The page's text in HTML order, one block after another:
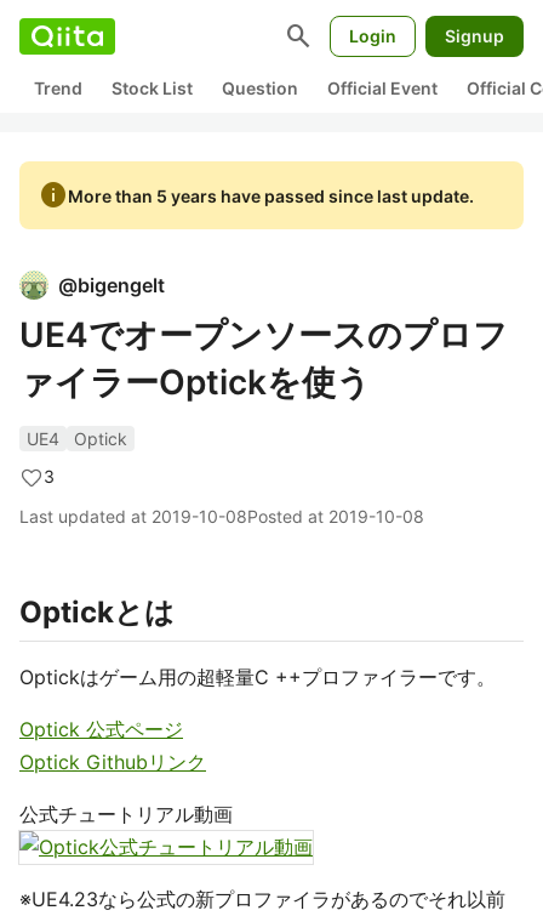
search Login Signup
Trend Stock List Question Official Event Official
infoMore than 5 years have passed since last update.
@bigengelt
UE4でオープンソースのプロフ
ァイラーOptickを使う
UE4
Optick
3
Last updated at 2019-10-08Posted at 2019-10-08
Optickとは
Optickはゲーム用の超軽量C ++プロファイラーです。
Optick 公式ページ
Optick Githubリンク
公式チュートリアル動画
※UE4.23なら公式の新プロファイラがあるのでそれ以前